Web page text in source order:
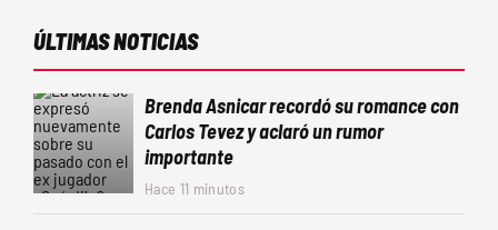
ÚLTIMAS NOTICIAS
Brenda Asnicar recordó su romance con
Carlos Tevez y aclaró un rumor
importante
Hace 11 minutos